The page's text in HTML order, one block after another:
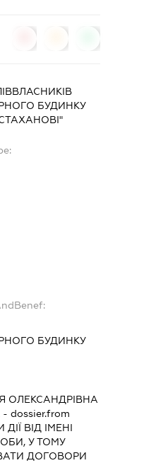
БУДИНКУ
БУДИНКУ
ОЛЕКСАНДРІВНА
- dossier.from
ВІД ІМЕНІ
У ТОМУ
ДОГОВОРИ